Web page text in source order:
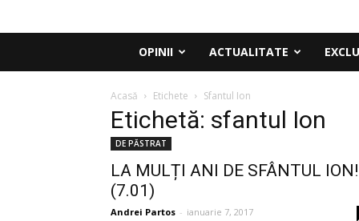
OPINII ACTUALITATE
Acasă Etichete Sfantul Ion
Etichetă: sfantul Ion
DE PĂSTRAT
LA MULȚI ANI DE SFÂNTUL ION!
(7.01)
Andrei Partos - ianuarie 7, 2017